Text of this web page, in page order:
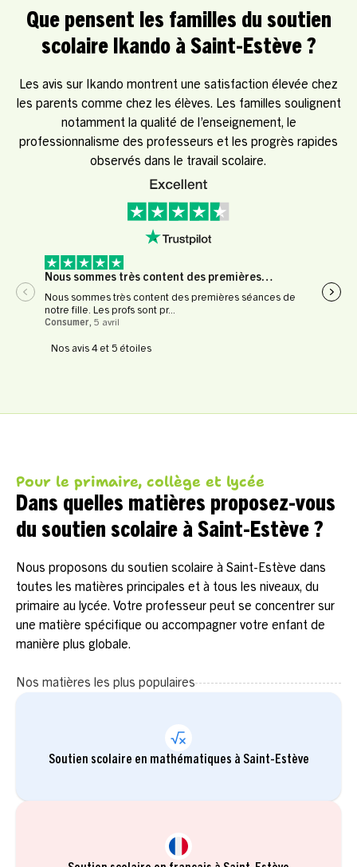
Que pensent les familles du soutien
scolaire Ikando à Saint-Estève ?
Les avis sur Ikando montrent une satisfaction élevée chez
les parents comme chez les élèves. Les familles soulignent
notamment la qualité de l’enseignement, le
professionnalisme des professeurs et les progrès rapides
observés dans le travail scolaire.
Nous sommes très content des premières…
Nous sommes très content des premières séances de
notre fille. Les profs sont pr...
Consumer, 5 avril
Nos avis 4 et 5 étoiles
Pour le primaire, collège et lycée
Dans quelles matières proposez-vous
du soutien scolaire à Saint-Estève ?
Nous proposons du soutien scolaire à Saint-Estève dans
toutes les matières principales et à tous les niveaux, du
primaire au lycée. Votre professeur peut se concentrer sur
une matière spécifique ou accompagner votre enfant de
manière plus globale.
Nos matières les plus populaires
Soutien scolaire en mathématiques à Saint-Estève